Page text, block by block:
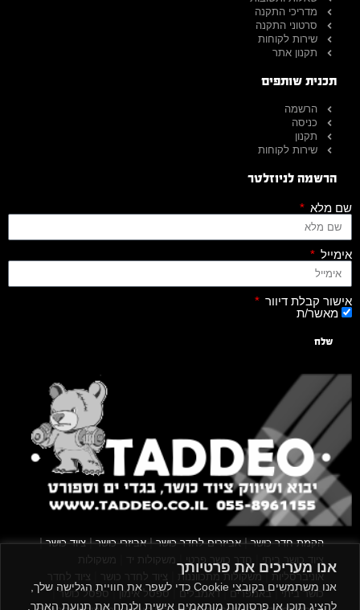
אנו מעריכים את פרטיותך
אנו משתמשים בקובצי Cookie כדי לשפר את חוויית הגלישה שלך,
להציג תוכן או פרסומות מותאמים אישית ולנתח את תנועת האתר.
מדריכי התקנה
סרטוני התקנה
שירות לקוחות
תקנון אתר
תכנית שותפים
הרשמה
כניסה
תקנון
שירות לקוחות
הרשמה לניוזלטר
שם מלא
אימייל
אישור קבלת דיוור
מאשר/ת
שלח
הקמת חדר כושר|אביזרים לחדר כושר|אביזרי כושר|ציוד כושר|
ציוד כושר ביתי חדר כושר פרטי משקולות יד
משקולות
אוניברסליות |משקולות מתכווננות ציוד לחדר כושר
ציוד לחדר
כושר ביתי|באמפרים |דאמבלים |ספסל אימון | ספסל כושר|